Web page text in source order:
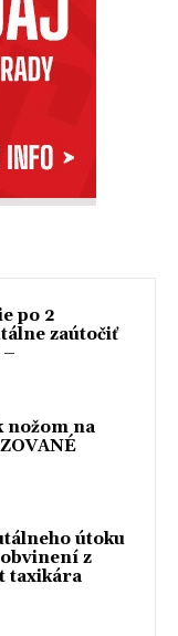
po 2
zaútočiť
–
nožom na
útoku
z
taxikára